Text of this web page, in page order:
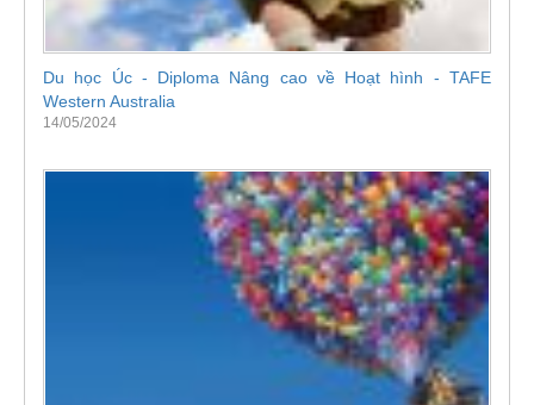
Du học Úc - Diploma Nâng cao về Hoạt hình - TAFE
Western Australia
14/05/2024